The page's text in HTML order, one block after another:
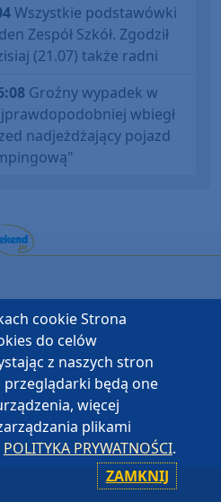
Wszystkie podstawówki
Zespół Szkół. Zgodził
(21.07) także radni
Groźny wypadek w
wbiegł
nadjeżdżający pojazd
cookie Strona
do celów
z naszych stron
będą one
więcej
plikami
POLITYKA PRYWATNOŚCI.
ZAMKNIJ